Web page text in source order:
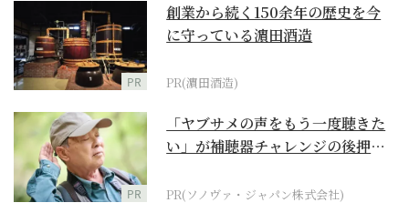
PR
創業から続く150余年の歴史を今
に守っている濵田酒造
PR(濵田酒造)
PR
「ヤブサメの声をもう一度聴きた
い」が補聴器チャレンジの後押し
PR(ソノヴァ・ジャパン株式会社)